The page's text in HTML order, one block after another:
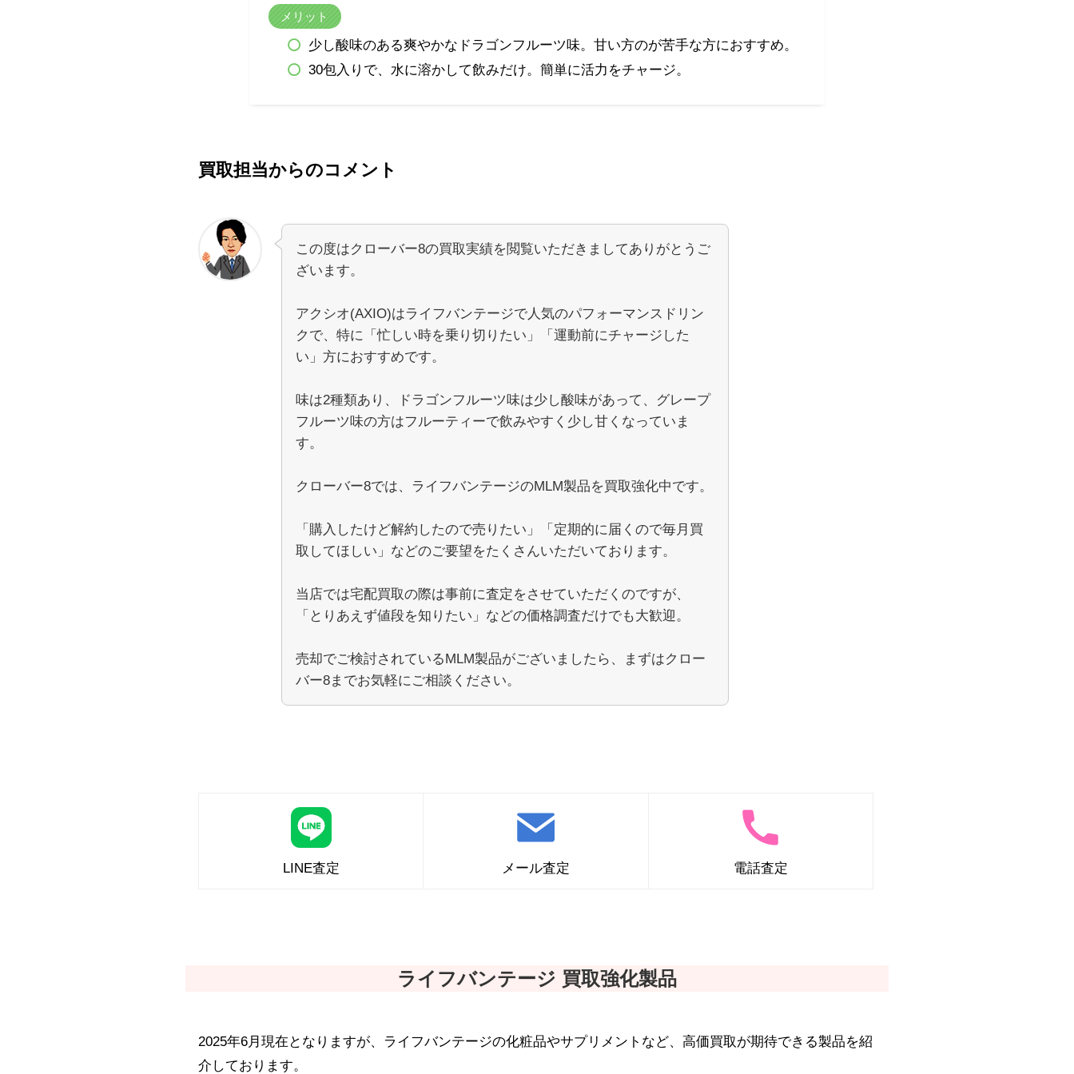
メリット
少し酸味のある爽やかなドラゴンフルーツ味。甘い方のが苦手な方におすすめ。
30包入りで、水に溶かして飲みだけ。簡単に活力をチャージ。
買取担当からのコメント
この度はクローバー8の買取実績を閲覧いただきましてありがとうご
ざいます。
アクシオ(AXIO)はライフバンテージで人気のパフォーマンスドリン
クで、特に「忙しい時を乗り切りたい」「運動前にチャージした
い」方におすすめです。
味は2種類あり、ドラゴンフルーツ味は少し酸味があって、グレープ
フルーツ味の方はフルーティーで飲みやすく少し甘くなっていま
す。
クローバー8では、ライフバンテージのMLM製品を買取強化中です。
「購入したけど解約したので売りたい」「定期的に届くので毎月買
取してほしい」などのご要望をたくさんいただいております。
当店では宅配買取の際は事前に査定をさせていただくのですが、
「とりあえず値段を知りたい」などの価格調査だけでも大歓迎。
売却でご検討されているMLM製品がございましたら、まずはクロー
バー8までお気軽にご相談ください。
LINE査定 メール査定 電話査定
ライフバンテージ 買取強化製品
2025年6月現在となりますが、ライフバンテージの化粧品やサプリメントなど、高価買取が期待できる製品を紹
介しております。